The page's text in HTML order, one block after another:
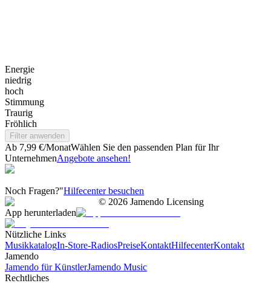
Energie
niedrig
hoch
Stimmung
Traurig
Fröhlich
Filter anwenden
Ab 7,99 €/MonatWählen Sie den passenden Plan für Ihr
UnternehmenAngebote ansehen!
Noch Fragen?"Hilfecenter besuchen
© 2026 Jamendo Licensing
App herunterladen
Nützliche Links
MusikkatalogIn-Store-RadiosPreiseKontaktHilfecenterKontakt
Jamendo
Jamendo für KünstlerJamendo Music
Rechtliches